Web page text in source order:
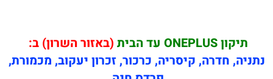
תיקוןONEPLUS עד הבית
(באזור השרון) ב:
נתניה, חדרה, קיסריה, כרכור, זכרון יעקוב, מכמורת,